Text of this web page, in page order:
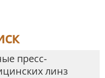
пресс-
линз